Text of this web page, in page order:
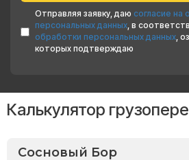
Отправляя заявку, даю согласие на
персональных данных, в
обработки персональных данных,
которых подтверждаю
Калькулятор